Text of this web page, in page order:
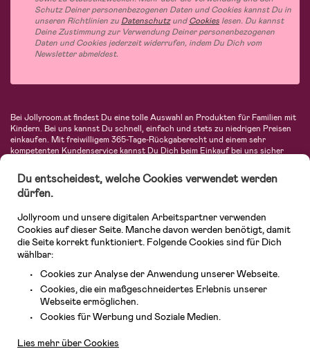
Schutz Deiner personenbezogenen Daten und Cookies kannst Du in
unseren Richtlinien zu DatenschutzundCookies lesen. Du kannst
Deine Zustimmung zur Verwendung Deiner personenbezogenen
Daten und Cookies jederzeit widerrufen, indem Du Dich vom
Newsletter abmeldest.
Bei Jollyroom.at findest Du eine tolle Auswahl an Produkten für Familien mit
Kindern. Bei uns kannst Du schnell, einfach und stets zu niedrigen Preisen
einkaufen. Mit freiwilligem 365-Tage-Rückgaberecht und einem sehr
kompetenten Kundenservice kannst Du Dich beim Einkauf bei uns sicher
Autositze, Kinder- und Babymode, Produkte für Mütter und eine Menge
fantastischer Einrichtungsgegenstände, Spielsachen, Babyprodukte und
vieles mehr. Wir haben Produkte von bekannten Herstellern wie Britax, Maxi-
Avent, Jack Wolfskin, Cybex, LEGO und vielen mehr. Schau Dich um in
unserem vielfältigen Onlineshop für Kinder & Babys. Willkommen!
Du entscheidest, welche Cookies verwendet werden
dürfen.
Jollyroom und unsere digitalen Arbeitspartner verwenden
Cookies auf dieser Seite. Manche davon werden benötigt, damit
die Seite korrekt funktioniert. Folgende Cookies sind für Dich
wählbar:
Cookies zur Analyse der Anwendung unserer Webseite.
Cookies, die ein maßgeschneidertes Erlebnis unserer
Webseite ermöglichen.
Cookies für Werbung und Soziale Medien.
Lies mehr über Cookies